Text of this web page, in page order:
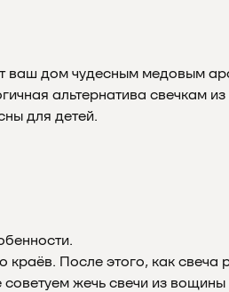
ваш дом чудесным медовым
альтернатива свечкам
для детей.
После этого, как свеча
жечь свечи из вощины